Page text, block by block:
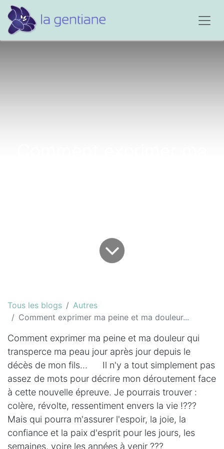
Tous les blogs
Autres
Comment exprimer ma peine et ma douleur...
Comment exprimer ma peine et ma douleur qui
transperce ma peau jour après jour depuis le
décès de mon fils... Il n'y a tout simplement pas
assez de mots pour décrire mon déroutement face
à cette nouvelle épreuve. Je pourrais trouver :
colère, révolte, ressentiment envers la vie !???
Mais qui pourra m'assurer l'espoir, la joie, la
confiance et la paix d'esprit pour les jours, les
semaines, voire les années à venir ???